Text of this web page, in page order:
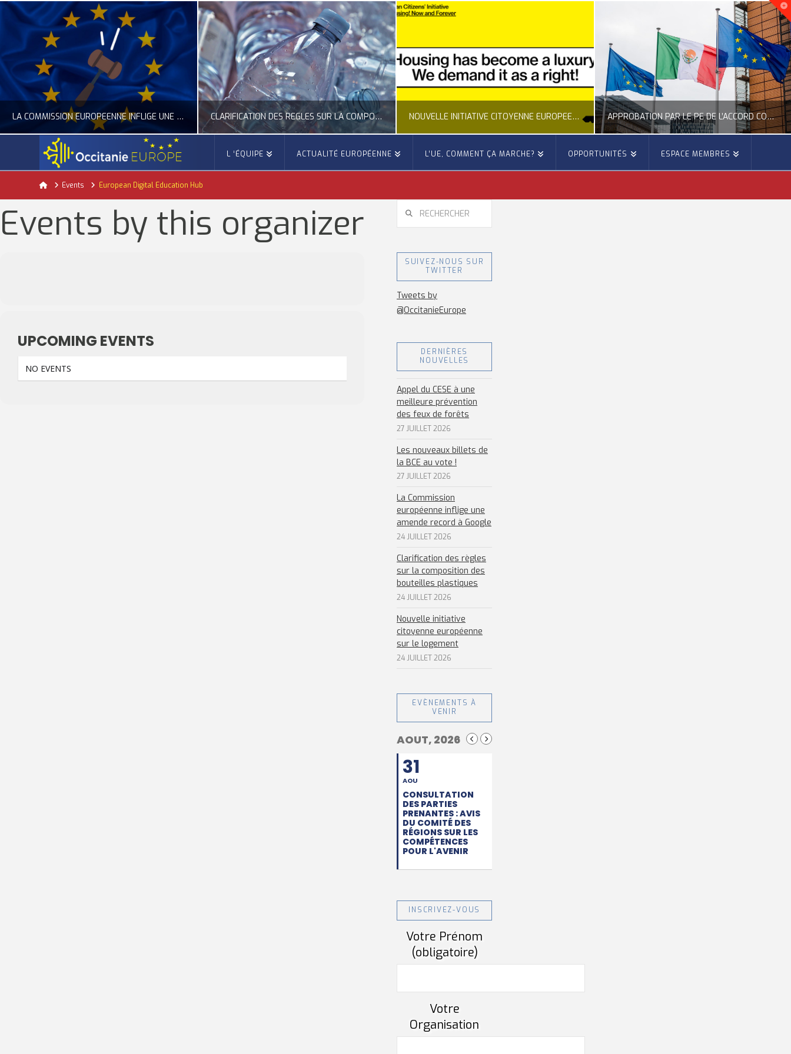
LA COMMISSION EUROPÉENNE INFLIGE UNE AMENDE RECORD À GOOGLE
ACTUALITÉ DE L'UNION EUROPÉENNE, ACTUALITÉ DE LA REPRÉSENTATION D’OCCITANIE EUROPE, NUMÉRIQUE- DIGITAL
JUILLET 24, 2026
CLARIFICATION DES RÈGLES SUR LA COMPOSITION DES BOUTEILLES PLASTIQUES
ACTUALITÉ DE L'UNION EUROPÉENNE, ACTUALITÉ DE LA REPRÉSENTATION D’OCCITANIE EUROPE, ECONOMIE CIRCULAIRE, ÉNERGIE - ENVIRONNEMENT - CLIMAT
JUILLET 24, 2026
NOUVELLE INITIATIVE CITOYENNE EUROPÉENNE SUR LE LOGEMENT
ACTUALITÉ DE L'UNION EUROPÉENNE, ACTUALITÉ DE LA REPRÉSENTATION D’OCCITANIE EUROPE, CITOYENNETÉ, LOGEMENT
JUILLET 24, 2026
APPROBATION PAR LE PE DE L’ACCORD COMMERCIAL ENTRE L’UE ET LE MEXIQUE
ACTION EXTÉRIEURE, ACTUALITÉ DE L'UNION EUROPÉENNE
L ‘ÉQUIPE ACTUALITÉ EUROPÉENNE L’UE, COMMENT ÇA MARCHE? OPPORTUNITÉS ESPACE MEMBRES
HomeEvents European Digital Education Hub
Events by this organizer
UPCOMING EVENTS
NO EVENTS
SUIVEZ-NOUS SUR
TWITTER
Tweets by
@OccitanieEurope
DERNIÈRES
NOUVELLES
Appel du CESE à une
meilleure prévention
des feux de forêts
27 JUILLET 2026
Les nouveaux billets de
la BCE au vote !
27 JUILLET 2026
La Commission
européenne inflige une
amende record à Google
24 JUILLET 2026
Clarification des règles
sur la composition des
bouteilles plastiques
24 JUILLET 2026
Nouvelle initiative
citoyenne européenne
sur le logement
24 JUILLET 2026
EVÈNEMENTS À
VENIR
AOUT, 2026
31
AOU
CONSULTATION
DES PARTIES
PRENANTES : AVIS
DU COMITÉ DES
RÉGIONS SUR LES
COMPÉTENCES
POUR L'AVENIR
INSCRIVEZ-VOUS
Votre Prénom
(obligatoire)
Votre
Organisation